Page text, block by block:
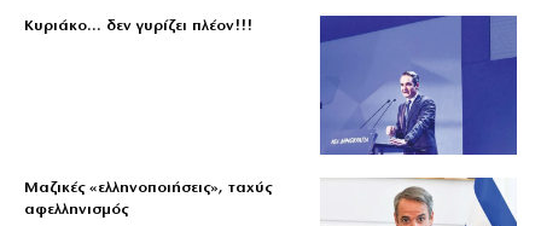
Κυριάκο… δεν γυρίζει πλέον!!!
Μαζικές «ελληνοποιήσεις», ταχύς
αφελληνισμός